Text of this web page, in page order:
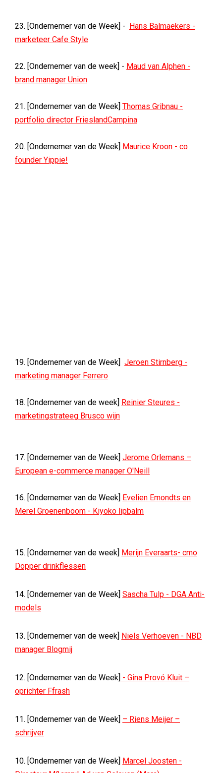
23. [Ondernemer van de Week] - Hans Balmaekers -
marketeer Cafe Style
22. [Ondernemer van de week] - Maud van Alphen -
brand manager Union
21. [Ondernemer van de Week] Thomas Gribnau -
portfolio director FrieslandCampina
20. [Ondernemer van de Week] Maurice Kroon - co
founder Yippie!
19. [Ondernemer van de Week] Jeroen Stirnberg -
marketing manager Ferrero
18. [Ondernemer van de week] Reinier Steures -
marketingstrateeg Brusco wijn
17. [Ondernemer van de Week] Jerome Orlemans –
European e-commerce manager O'Neill
16. [Ondernemer van de Week] Evelien Emondts en
Merel Groenenboom - Kiyoko lipbalm
15. [Ondernemer van de week] Merijn Everaarts- cmo
Dopper drinkflessen
14. [Ondernemer van de Week] Sascha Tulp - DGA Anti-
models
13. [Ondernemer van de week] Niels Verhoeven - NBD
manager Blogmij
12. [Ondernemer van de Week] - Gina Provó Kluit –
oprichter Ffrash
11. [Ondernemer van de Week] – Riens Meijer –
schrijver
10. [Ondernemer van de Week] Marcel Joosten -